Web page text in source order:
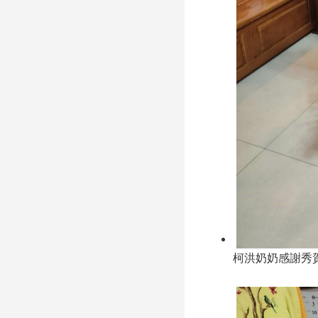
柯洪奶奶感謝秀